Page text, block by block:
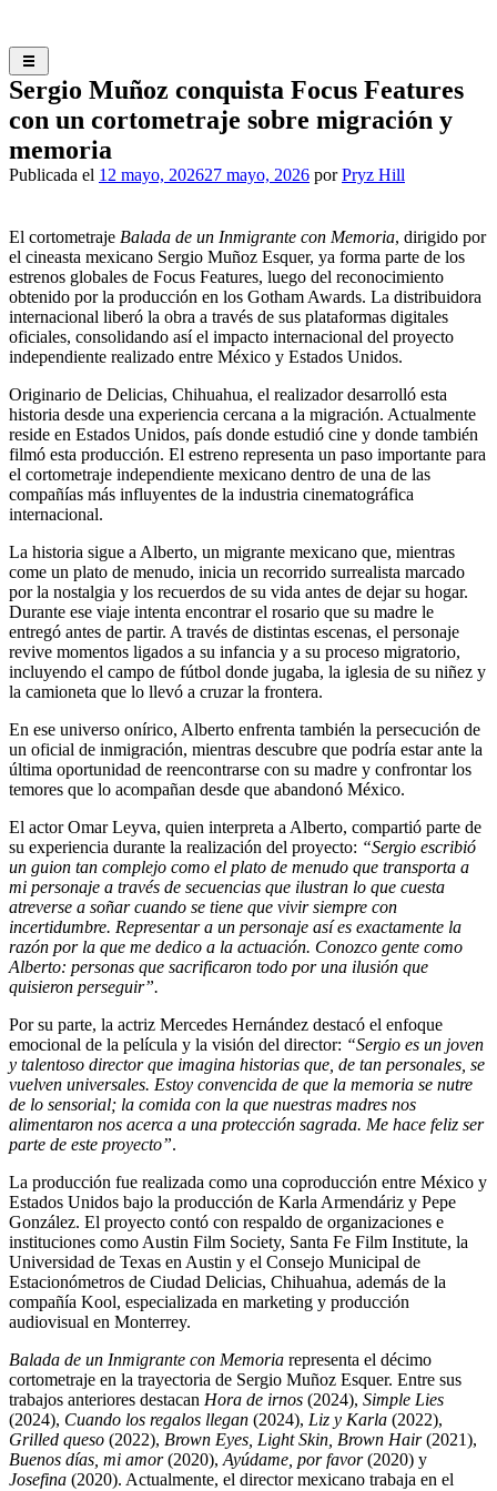
contenido
Sergio Muñoz conquista Focus Features
con un cortometraje sobre migración y
memoria
Publicada el 12 mayo, 202627 mayo, 2026 porPryz Hill
El cortometraje Balada de un Inmigrante con Memoria, dirigido por
el cineasta mexicano Sergio Muñoz Esquer, ya forma parte de los
estrenos globales de Focus Features, luego del reconocimiento
obtenido por la producción en los Gotham Awards. La distribuidora
internacional liberó la obra a través de sus plataformas digitales
oficiales, consolidando así el impacto internacional del proyecto
independiente realizado entre México y Estados Unidos.
Originario de Delicias, Chihuahua, el realizador desarrolló esta
historia desde una experiencia cercana a la migración. Actualmente
reside en Estados Unidos, país donde estudió cine y donde también
filmó esta producción. El estreno representa un paso importante para
el cortometraje independiente mexicano dentro de una de las
compañías más influyentes de la industria cinematográfica
internacional.
La historia sigue a Alberto, un migrante mexicano que, mientras
come un plato de menudo, inicia un recorrido surrealista marcado
por la nostalgia y los recuerdos de su vida antes de dejar su hogar.
Durante ese viaje intenta encontrar el rosario que su madre le
entregó antes de partir. A través de distintas escenas, el personaje
revive momentos ligados a su infancia y a su proceso migratorio,
incluyendo el campo de fútbol donde jugaba, la iglesia de su niñez y
la camioneta que lo llevó a cruzar la frontera.
En ese universo onírico, Alberto enfrenta también la persecución de
un oficial de inmigración, mientras descubre que podría estar ante la
última oportunidad de reencontrarse con su madre y confrontar los
temores que lo acompañan desde que abandonó México.
El actor Omar Leyva, quien interpreta a Alberto, compartió parte de
su experiencia durante la realización del proyecto: “Sergio escribió
un guion tan complejo como el plato de menudo que transporta a
mi personaje a través de secuencias que ilustran lo que cuesta
atreverse a soñar cuando se tiene que vivir siempre con
incertidumbre. Representar a un personaje así es exactamente la
razón por la que me dedico a la actuación. Conozco gente como
Alberto: personas que sacrificaron todo por una ilusión que
quisieron perseguir”.
Por su parte, la actriz Mercedes Hernández destacó el enfoque
emocional de la película y la visión del director: “Sergio es un joven
y talentoso director que imagina historias que, de tan personales, se
vuelven universales. Estoy convencida de que la memoria se nutre
de lo sensorial; la comida con la que nuestras madres nos
alimentaron nos acerca a una protección sagrada. Me hace feliz ser
parte de este proyecto”.
La producción fue realizada como una coproducción entre México y
Estados Unidos bajo la producción de Karla Armendáriz y Pepe
González. El proyecto contó con respaldo de organizaciones e
instituciones como Austin Film Society, Santa Fe Film Institute, la
Universidad de Texas en Austin y el Consejo Municipal de
Estacionómetros de Ciudad Delicias, Chihuahua, además de la
compañía Kool, especializada en marketing y producción
audiovisual en Monterrey.
Balada de un Inmigrante con Memoria representa el décimo
cortometraje en la trayectoria de Sergio Muñoz Esquer. Entre sus
trabajos anteriores destacan Hora de irnos (2024), Simple Lies
(2024), Cuando los regalos llegan (2024), Liz y Karla (2022),
Grilled queso (2022), Brown Eyes, Light Skin, Brown Hair(2021),
Buenos días, mi amor(2020), Ayúdame, por favor(2020) y
Josefina (2020). Actualmente, el director mexicano trabaja en el